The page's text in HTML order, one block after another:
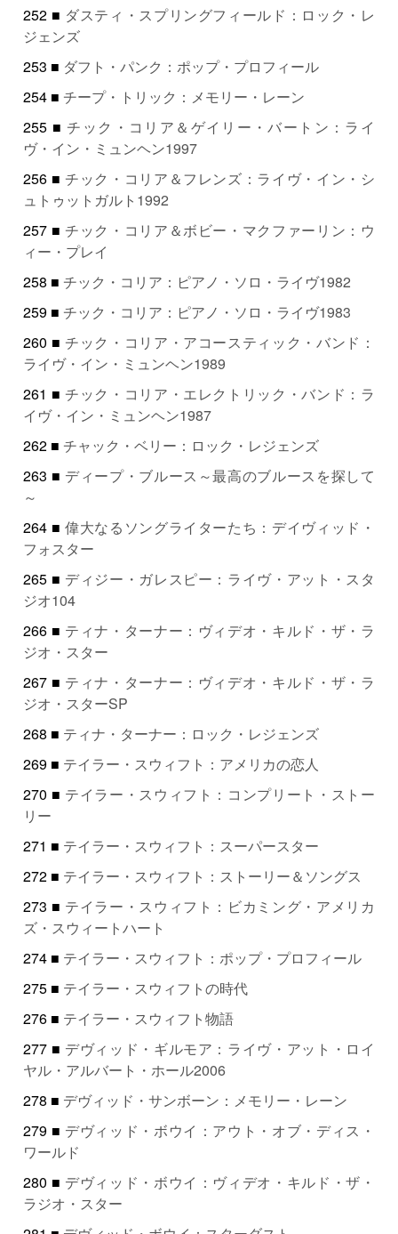
252 ■ ダスティ・スプリングフィールド：ロック・レ
ジェンズ
253 ■ ダフト・パンク：ポップ・プロフィール
254 ■ チープ・トリック：メモリー・レーン
255 ■ チック・コリア＆ゲイリー・バートン：ライ
ヴ・イン・ミュンヘン1997
256 ■ チック・コリア＆フレンズ：ライヴ・イン・シ
ュトゥットガルト1992
257 ■ チック・コリア＆ボビー・マクファーリン：ウ
ィー・プレイ
258 ■ チック・コリア：ピアノ・ソロ・ライヴ1982
259 ■ チック・コリア：ピアノ・ソロ・ライヴ1983
260 ■ チック・コリア・アコースティック・バンド：
ライヴ・イン・ミュンヘン1989
261 ■ チック・コリア・エレクトリック・バンド：ラ
イヴ・イン・ミュンヘン1987
262 ■ チャック・ベリー：ロック・レジェンズ
263 ■ ディープ・ブルース～最高のブルースを探して
～
264 ■偉大なるソングライターたち：デイヴィッド・
フォスター
265 ■ ディジー・ガレスピー：ライヴ・アット・スタ
ジオ104
266 ■ ティナ・ターナー：ヴィデオ・キルド・ザ・ラ
ジオ・スター
267 ■ ティナ・ターナー：ヴィデオ・キルド・ザ・ラ
ジオ・スターSP
268 ■ ティナ・ターナー：ロック・レジェンズ
269 ■ テイラー・スウィフト：アメリカの恋人
270 ■ テイラー・スウィフト：コンプリート・ストー
リー
271 ■ テイラー・スウィフト：スーパースター
272 ■ テイラー・スウィフト：ストーリー＆ソングス
273 ■ テイラー・スウィフト：ビカミング・アメリカ
ズ・スウィートハート
274 ■ テイラー・スウィフト：ポップ・プロフィール
275 ■ テイラー・スウィフトの時代
276 ■ テイラー・スウィフト物語
277 ■ デヴィッド・ギルモア：ライヴ・アット・ロイ
ヤル・アルバート・ホール2006
278 ■ デヴィッド・サンボーン：メモリー・レーン
279 ■ デヴィッド・ボウイ：アウト・オブ・ディス・
ワールド
280 ■ デヴィッド・ボウイ：ヴィデオ・キルド・ザ・
ラジオ・スター